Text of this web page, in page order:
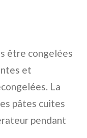
être congelées
et
La
pâtes cuites
pendant